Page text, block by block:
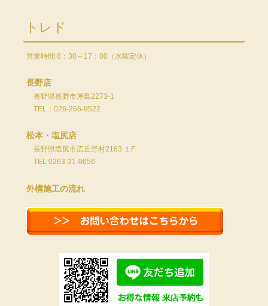
トレド
営業時間 8：30～17：00（水曜定休）
長野店
長野県長野市屋島2273-1
TEL：026-266-9522
松本・塩尻店
長野県塩尻市広丘野村2163 １F
TEL 0263-31-0656
外構施工の流れ